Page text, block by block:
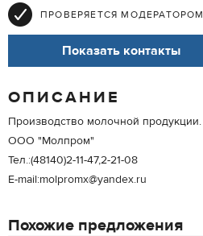
ПРОВЕРЯЕТСЯ МОДЕРАТОРОМ
Показать контакты
ОПИСАНИЕ
Производство молочной продукции.
ООО "Молпром"
Тел.:(48140)2-11-47,2-21-08
E-mail:molpromx@yandex.ru
Похожие предложения